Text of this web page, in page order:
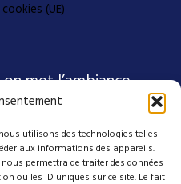
utilisons des technologies telles
aux informations des appareils.
permettra de traiter des données
ou les ID uniques sur ce site. Le fait
(UE)
met l’ambiance